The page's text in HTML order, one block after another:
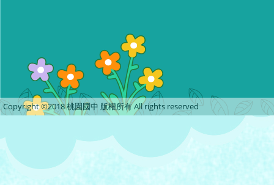
Copyright ©2018 桃園國中 版權所有 All rights reserved